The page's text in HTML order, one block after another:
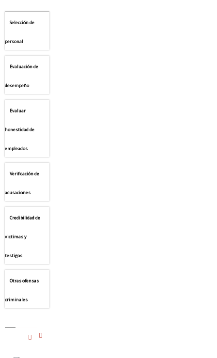
CREDENCIALES
CONTÁCTENOS
Selección de
personal
Evaluación de
desempeño
Evaluar
honestidad de
empleados
Verificación de
acusaciones
Credibilidad de
victimas y
testigos
Otras ofensas
criminales